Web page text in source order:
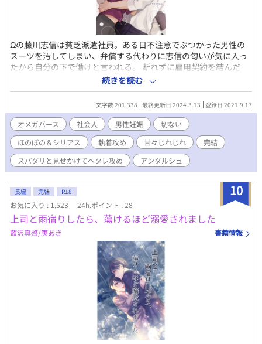
Ωの藤川志信は貧乏派遣社員。ある日不注意でぶつかった男性の
スーツを汚してしまい、弁償する代わりに志信の匂いが気に入っ
たから自分の下で働けと言われる。 断れずに雇用契約を結んだ
が、その業務内容は不眠症に悩む代表取締役専属の「抱き枕」だ
った。 抑制剤の副作用が酷い体質で薬が飲めないためヒート期間
は休むしかない志信はしかしヒート休暇を貰えるようなホワイト
企業では雇ってもらえず、短期間の仕事をしてなんとか食い繋い
でいた。 そんな貧乏Ωがα社長と一緒に住むことになって…？
《鈍感なエリートα✕おっとり年上Ω》 毎晩抱き枕にされ志信は社
長に恋してしまうが、鈍感な社長は気付かないでベタベタしてく
る。 しかもΩ嫌いの社長に志信から好きとは言えない……という
じれじれなお話です。 前半ほのぼのですが女秘書が意地悪してき
意ください。 ※第9回BL小説大賞で奨励賞をいただきました。あ
りがとうございます！
続きを読む
文字数 201,338 最終更新日 2024.3.13 登録日 2021.9.17
オメガバース 社会人 男性妊娠
切ない
ほのぼの＆シリアス
執着攻め 甘々じれじれ
完結
スパダリと見せかけてヘタレ攻め
アンダルシュ
10
長編 完結 R18
お気に入り : 1,523 24h.ポイント : 28
上司と雨宿りしたら、蕩けるほど溺愛されました
藍沢真啓/庚あき 書籍情報